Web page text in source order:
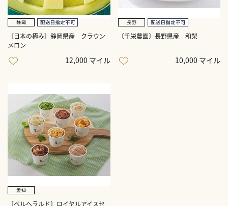
〔日本の極み〕静岡県産 クラウン
メロン
12,000 マイル
〔千栄農園〕長野県産 和梨
10,000 マイル
〔ベルヘラルド〕ロイヤルアイスセ